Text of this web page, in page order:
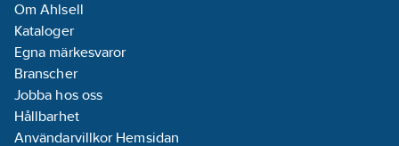
Om Ahlsell
Kataloger
Egna märkesvaror
Branscher
Jobba hos oss
Hållbarhet
Användarvillkor Hemsidan